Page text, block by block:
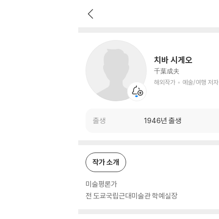
치바 시게오
千葉成夫
해외작가
예술/여행 저자
출생 1946년 출생
작가 소개
미술평론가
전 도쿄국립근대미술관 학예실장